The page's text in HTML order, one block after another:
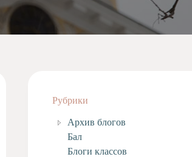
Рубрики
Архив блогов
Бал
Блоги классов